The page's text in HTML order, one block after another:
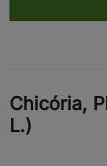
Chicória,
L.)